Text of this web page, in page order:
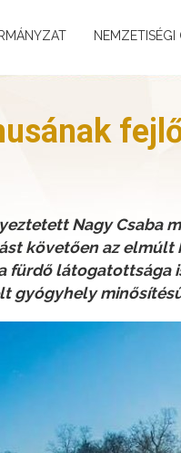
Nagy Csaba
követően az
fürdő
gyógyhely